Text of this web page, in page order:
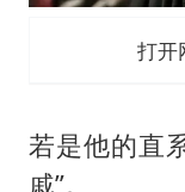
打开
若是他的直
戚”。